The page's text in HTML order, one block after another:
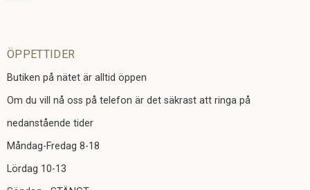
ÖPPETTIDER
Butiken på nätet är alltid öppen
Om du vill nå oss på telefon är det säkrast att ringa på
nedanstående tider
Måndag-Fredag 8-18
Lördag 10-13